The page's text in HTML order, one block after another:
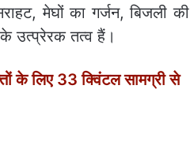
मेघों का गर्जन, बिजली की
के उत्प्रेरक तत्व हैं।
के लिए 33 क्विंटल सामग्री से